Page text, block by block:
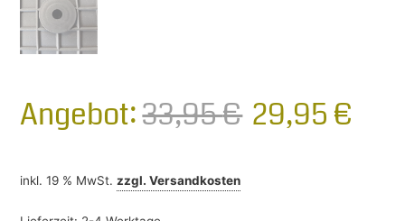
Angebot:33,95€ 29,95 €
inkl. 19 % MwSt. zzgl.Versandkosten